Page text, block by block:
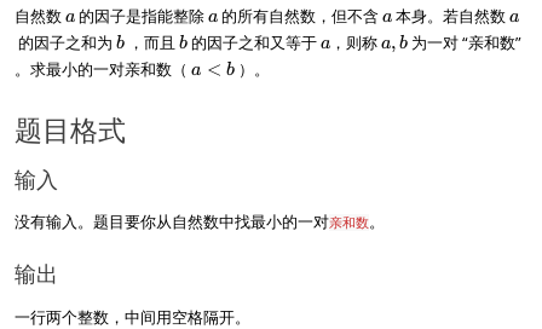
自然数a
a 的因子是指能整除a
a 的所有自然数，但不含a
a 本身。若自然数a
a
的因子之和为b
b ，而且b
b 的因子之和又等于a
a ，则称a
a, b为一对 “亲和数”
。求最小的一对亲和数（a
a < b）。
题目格式
输入
没有输入。题目要你从自然数中找最小的一对亲和数。
输出
一行两个整数，中间用空格隔开。